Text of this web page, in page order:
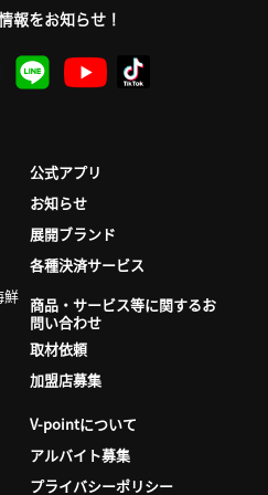
報をお知らせ！
鮮
公式アプリ
お知らせ
展開ブランド
各種決済サービス
商品・サービス等に関するお
問い合わせ
取材依頼
加盟店募集
V-pointについて
アルバイト募集
プライバシーポリシー